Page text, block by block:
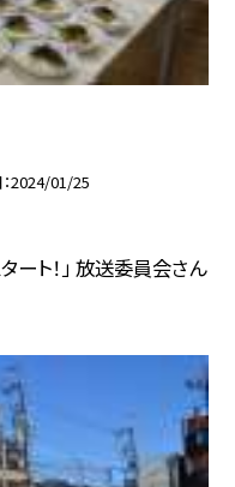
2024/01/25
タート！」 放送委員会さん